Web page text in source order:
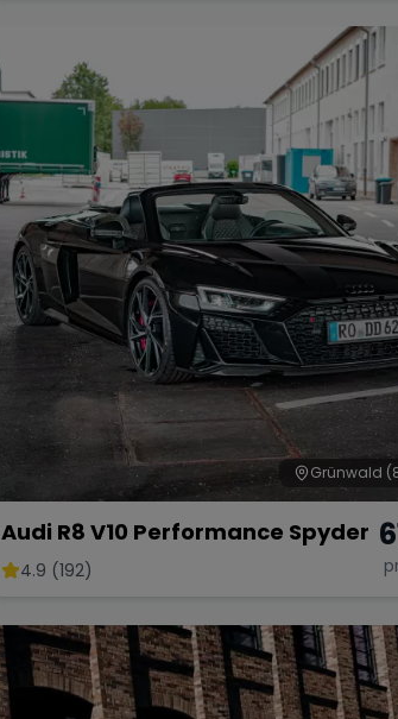
Grünwald
Audi R8 V10 Performance Spyder
4.9 (192)